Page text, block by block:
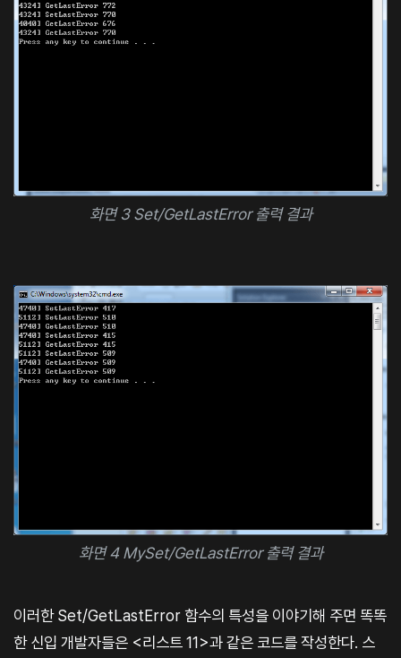
화면 3 Set/GetLastError 출력 결과
화면 4 MySet/GetLastError 출력 결과
이러한 Set/GetLastError 함수의 특성을 이야기해 주면 똑똑
한 신입 개발자들은 <리스트 11>과 같은 코드를 작성한다. 스